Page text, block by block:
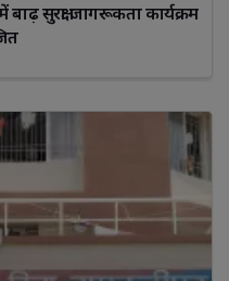
बाढ़ सुरक्षा जागरूकता कार्यक्रम